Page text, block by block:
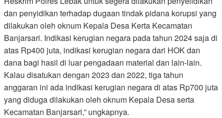
dan penyidikan terhadap dugaan tindak pidana korupsi yang
dilakukan oleh oknum Kepala Desa Kerta Kecamatan
Banjarsari. Indikasi kerugian negara pada tahun 2024 saja di
atas Rp400 juta, indikasi kerugian negara dari HOK dan
dana bagi hasil di luar pengadaan material dan lain-lain.
Kalau disatukan dengan 2023 dan 2022, tiga tahun
anggaran ini ada indikasi kerugian negara di atas Rp700 juta
yang diduga dilakukan oleh oknum Kepala Desa serta
Kecamatan Banjarsari,” ungkapnya.